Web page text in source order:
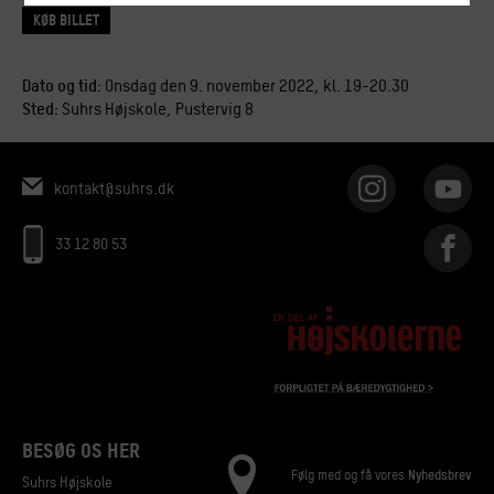
Køb billet
Dato og tid: Onsdag den 9. november 2022, kl. 19-20.30
Sted: Suhrs Højskole, Pustervig 8
kontakt@suhrs.dk
33 12 80 53
BESØG OS HER
Suhrs Højskole
Følg med og få vores Nyhedsbrev